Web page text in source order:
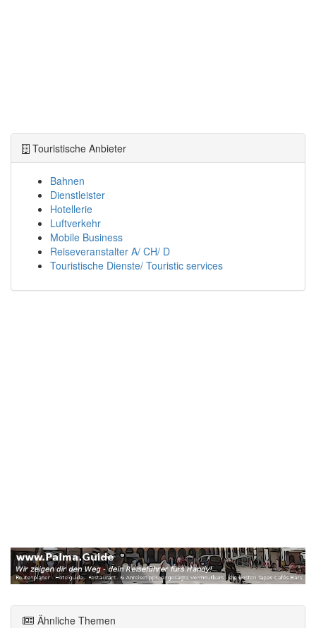
Touristische Anbieter
Bahnen
Dienstleister
Hotellerie
Luftverkehr
Mobile Business
Reiseveranstalter A/ CH/ D
Touristische Dienste/ Touristic services
Ähnliche Themen